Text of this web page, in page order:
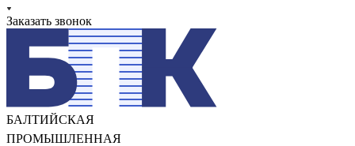
Заказать звонок
БАЛТИЙСКАЯ
ПРОМЫШЛЕННАЯ